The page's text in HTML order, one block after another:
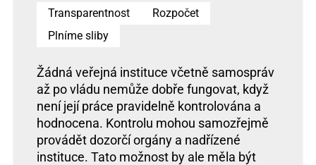
Transparentnost
Rozpočet
Plníme sliby
Žádná veřejná instituce včetně samospráv
až po vládu nemůže dobře fungovat, když
není její práce pravidelně kontrolována a
hodnocena. Kontrolu mohou samozřejmě
provádět dozorčí orgány a nadřízené
instituce. Tato možnost by ale měla být